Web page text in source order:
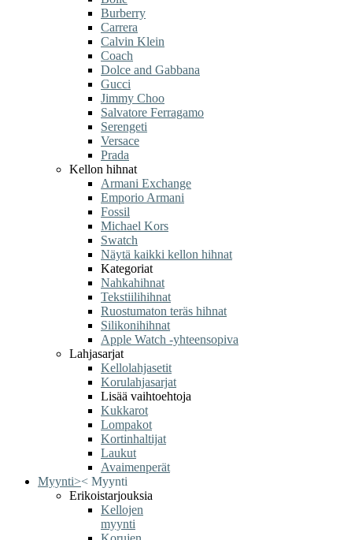
Burberry
Carrera
Calvin Klein
Coach
Dolce and Gabbana
Gucci
Jimmy Choo
Salvatore Ferragamo
Serengeti
Versace
Prada
Kellon hihnat
Armani Exchange
Emporio Armani
Fossil
Michael Kors
Swatch
Näytä kaikki kellon hihnat
Kategoriat
Nahkahihnat
Tekstiilihihnat
Ruostumaton teräs hihnat
Silikonihihnat
Apple Watch -yhteensopiva
Lahjasarjat
Kellolahjasetit
Korulahjasarjat
Lisää vaihtoehtoja
Kukkarot
Lompakot
Kortinhaltijat
Laukut
Avaimenperät
Myynti>< Myynti
Erikoistarjouksia
Kellojen
myynti